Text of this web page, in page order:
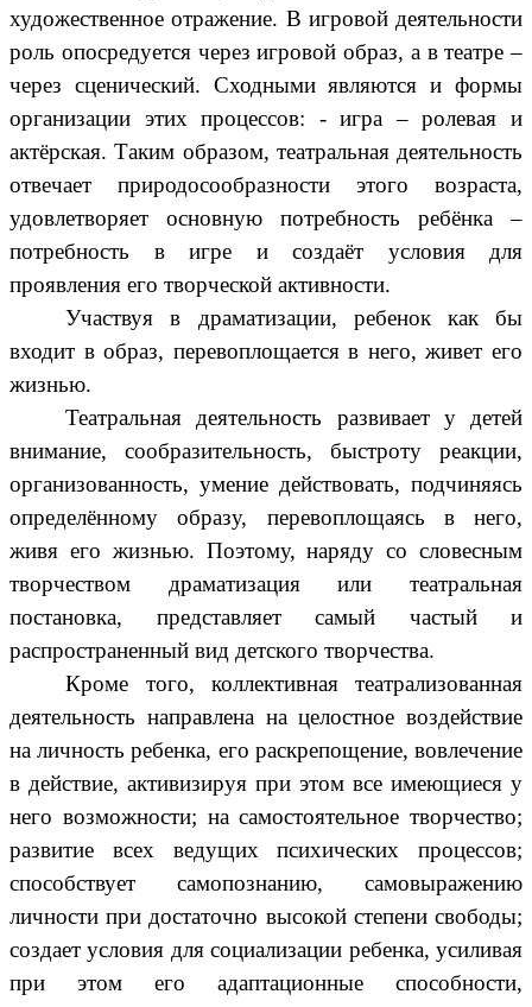
художественное отражение. В игровой деятельности
роль опосредуется через игровой образ, а в театре –
через сценический. Сходными являются и формы
организации этих процессов: - игра – ролевая и
актёрская. Таким образом, театральная деятельность
отвечает природосообразности этого возраста,
удовлетворяет основную потребность ребёнка –
потребность в игре и создаёт условия для
проявления его творческой активности.
Участвуя в драматизации, ребенок как бы
входит в образ, перевоплощается в него, живет его
жизнью.
Театральная деятельность развивает у детей
внимание, сообразительность, быстроту реакции,
организованность, умение действовать, подчиняясь
определённому образу, перевоплощаясь в него,
живя его жизнью. Поэтому, наряду со словесным
творчеством драматизация или театральная
постановка, представляет самый частый и
распространенный вид детского творчества.
Кроме того, коллективная театрализованная
деятельность направлена на целостное воздействие
на личность ребенка, его раскрепощение, вовлечение
в действие, активизируя при этом все имеющиеся у
него возможности; на самостоятельное творчество;
развитие всех ведущих психических процессов;
способствует самопознанию, самовыражению
личности при достаточно высокой степени свободы;
создает условия для социализации ребенка, усиливая
при этом его адаптационные способности,